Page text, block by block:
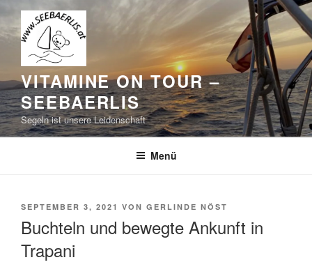
Inhalt
springen
VITAMINE ON TOUR –
SEEBAERLIS
Segeln ist unsere Leidenschaft
Menü
VERÖFFENTLICHT
SEPTEMBER 3, 2021 VON GERLINDE NÖST
Buchteln und bewegte Ankunft in
Trapani